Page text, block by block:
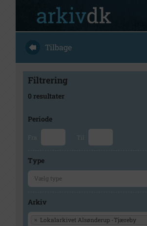
Tilbage
Filtrering
0 resultater
Periode
Fra Til
Type
Arkiv
× Lokalarkivet Alsønderup -Tjæreby